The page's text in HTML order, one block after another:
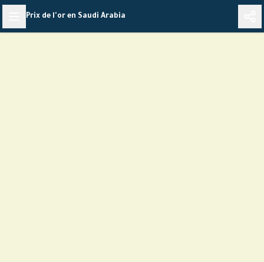
Skip
content
Prix de l'or en Saudi Arabia